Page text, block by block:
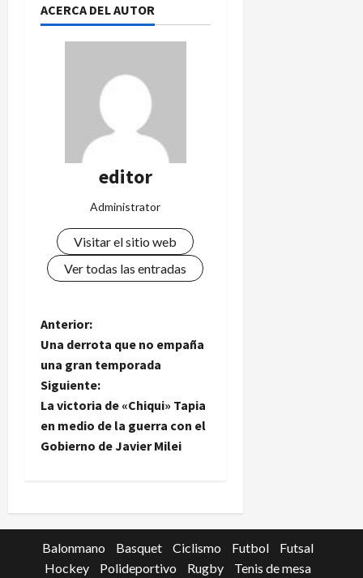
ACERCA DEL AUTOR
editor
Administrator
Visitar el sitio web
Ver todas las entradas
N
a
v
e
c
i
Anterior:
Una derrota que no empaña
una gran temporada
Siguiente:
La victoria de «Chiqui» Tapia
en medio de la guerra con el
Gobierno de Javier Milei
Balonmano Basquet Ciclismo Futbol
Futsal
Hockey
Polideportivo Rugby Tenis de mesa